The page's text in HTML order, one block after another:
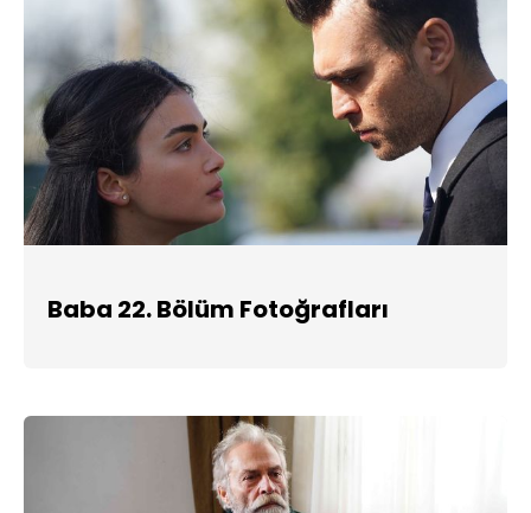
Baba 22. Bölüm Fotoğrafları